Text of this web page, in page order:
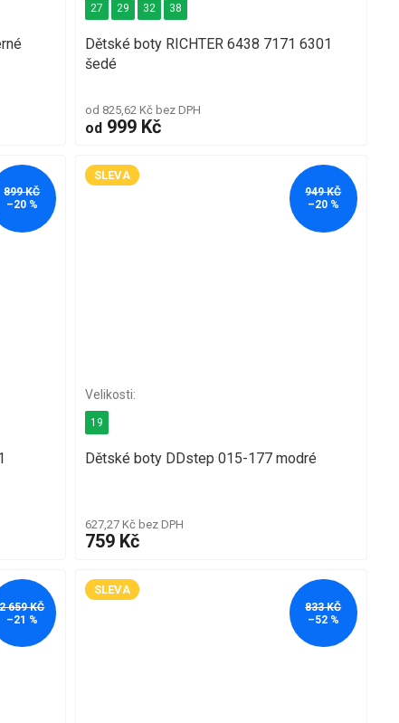
Dětské boty RICHTER 6438 7171 6301
šedé
od 825,62 Kč bez DPH
od999 Kč
27 29 32 38
899 KČ
–20 %
SLEVA
949 KČ
–20 %
Dětské boty DDstep 015-177 modré
627,27 Kč bez DPH
759 Kč
19
2 659 KČ
–21 %
SLEVA
833 KČ
–52 %